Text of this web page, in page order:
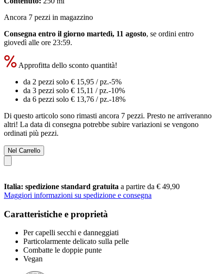
Ancora 7 pezzi in magazzino
Consegna entro il giorno martedì, 11 agosto, se ordini entro
giovedì alle ore 23:59.
Approfitta dello sconto quantità!
da 2 pezzi solo € 15,95 / pz.-5%
da 3 pezzi solo € 15,11 / pz.-10%
da 6 pezzi solo € 13,76 / pz.-18%
Di questo articolo sono rimasti ancora 7 pezzi. Presto ne arriveranno
altri! La data di consegna potrebbe subire variazioni se vengono
ordinati più pezzi.
Nel Carrello
Italia: spedizione standard gratuita a partire da € 49,90
Maggiori informazioni su spedizione e consegna
Caratteristiche e proprietà
Per capelli secchi e danneggiati
Particolarmente delicato sulla pelle
Combatte le doppie punte
Vegan